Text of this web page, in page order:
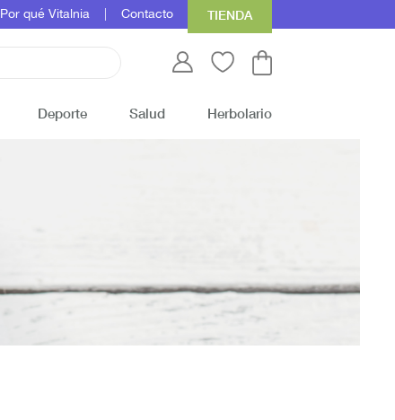
Por qué Vitalnia Contacto TIENDA
Deporte Salud Herbolario